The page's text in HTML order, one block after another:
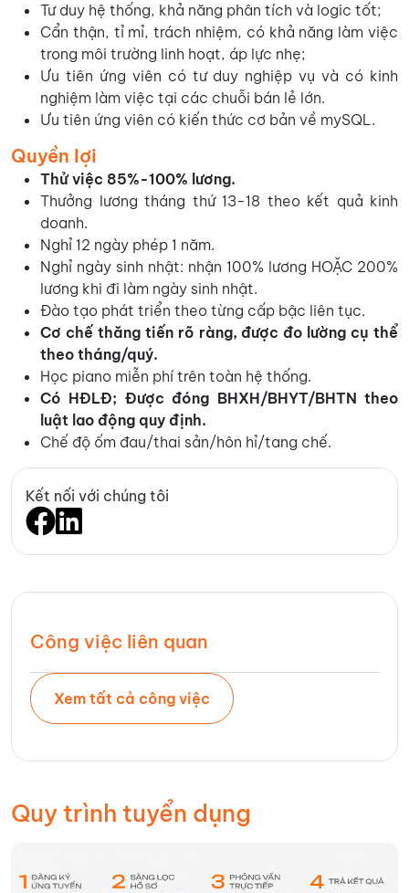
Tư duy hệ thống, khả năng phân tích và logic tốt;
Cẩn thận, tỉ mỉ, trách nhiệm, có khả năng làm việc
trong môi trường linh hoạt, áp lực nhẹ;
Ưu tiên ứng viên có tư duy nghiệp vụ và có kinh
nghiệm làm việc tại các chuỗi bán lẻ lớn.
Ưu tiên ứng viên có kiến thức cơ bản về mySQL.
Quyền lợi
Thử việc 85%-100% lương.
Thưởng lương tháng thứ 13-18 theo kết quả kinh
doanh.
Nghỉ 12 ngày phép 1 năm.
Nghỉ ngày sinh nhật: nhận 100% lương HOẶC 200%
lương khi đi làm ngày sinh nhật.
Đào tạo phát triển theo từng cấp bậc liên tục.
Cơ chế thăng tiến rõ ràng, được đo lường cụ thể
theo tháng/quý.
Học piano miễn phí trên toàn hệ thống.
Có HĐLĐ; Được đóng BHXH/BHYT/BHTN theo
luật lao động quy định.
Chế độ ốm đau/thai sản/hôn hỉ/tang chế.
Kết nối với chúng tôi
Công việc liên quan
Xem tất cả công việc
Quy trình tuyển dụng